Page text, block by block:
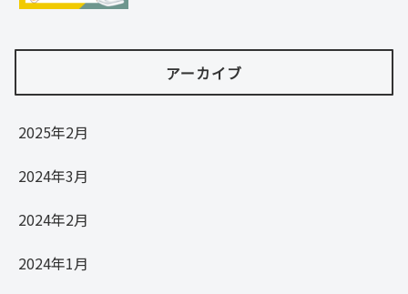
アーカイブ
2025年2月
2024年3月
2024年2月
2024年1月